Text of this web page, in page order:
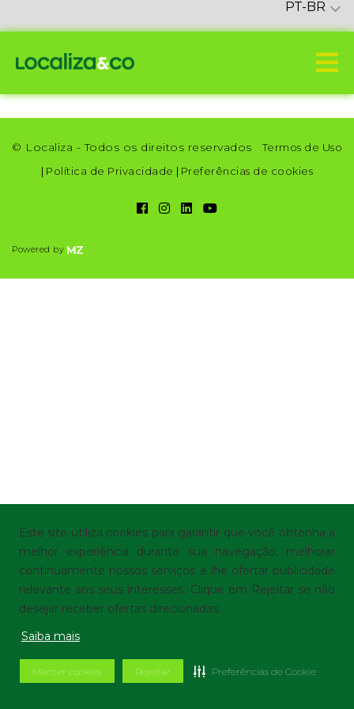
Este site utiliza cookies para garantir que você obtenha a
melhor experiência durante sua navegação, melhorar
continuamente nossos serviços e lhe ofertar publicidade
relevante aos seus interesses. Clique em Rejeitar se não
desejar receber ofertas direcionadas.
Saiba mais
Manter cookies Rejeitar Preferências de Cookie
PT-BR
© Localiza - Todos os direitos reservados
Termos de Uso
| Política de Privacidade | Preferências de cookies
Powered by